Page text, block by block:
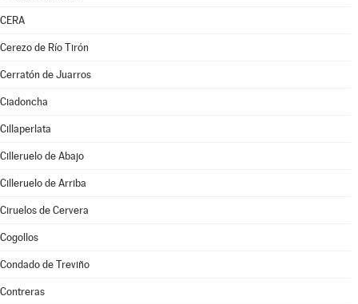
CERA
Cerezo de Río Tirón
Cerratón de Juarros
Ciadoncha
Cillaperlata
Cilleruelo de Abajo
Cilleruelo de Arriba
Ciruelos de Cervera
Cogollos
Condado de Treviño
Contreras